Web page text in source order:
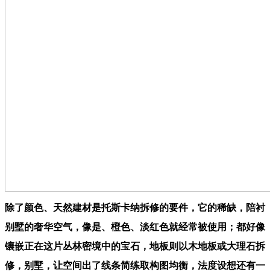
除了颜色、天然建材是托斯卡纳拆修的要件，它的稀缺，陪衬
别墅的奢华空气，像是、橙色、淡红色就经常被使用；都好像
镶嵌正在这片丛林密境中的宝石，地板则以木地板或大理石拆
修，别墅，让空间出了线条简练取构图均衡，法度设想还有一